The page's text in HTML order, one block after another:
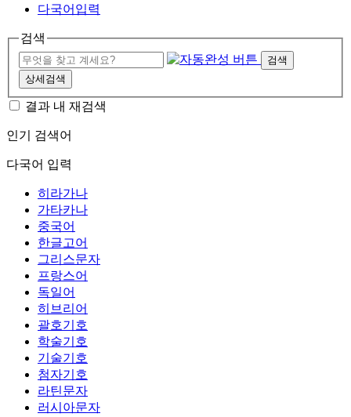
다국어입력
검색
검색
상세검색
결과 내 재검색
인기 검색어
다국어 입력
히라가나
가타카나
중국어
한글고어
그리스문자
프랑스어
독일어
히브리어
괄호기호
학술기호
기술기호
첨자기호
라틴문자
러시아문자